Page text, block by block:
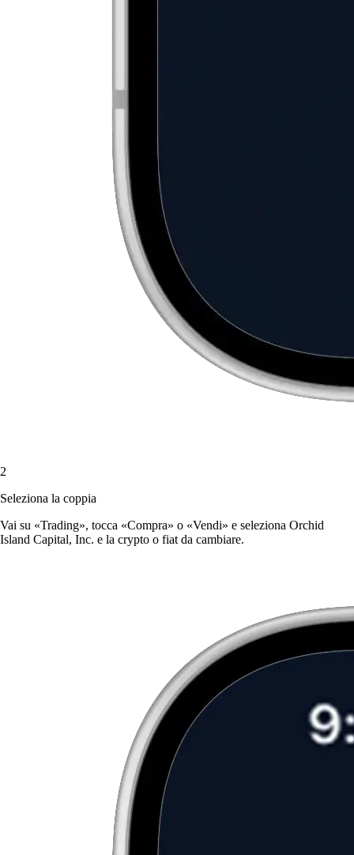
2
Seleziona la coppia
Vai su «Trading», tocca «Compra» o «Vendi» e seleziona Orchid
Island Capital, Inc. e la crypto o fiat da cambiare.